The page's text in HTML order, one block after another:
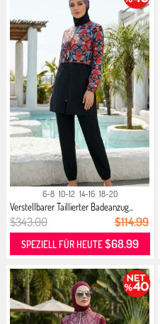
6-8 10-12 14-16 18-20
Verstellbarer Taillierter Badeanzug...
$343.00 $114.99
SPEZIELL FÜR HEUTE$68.99